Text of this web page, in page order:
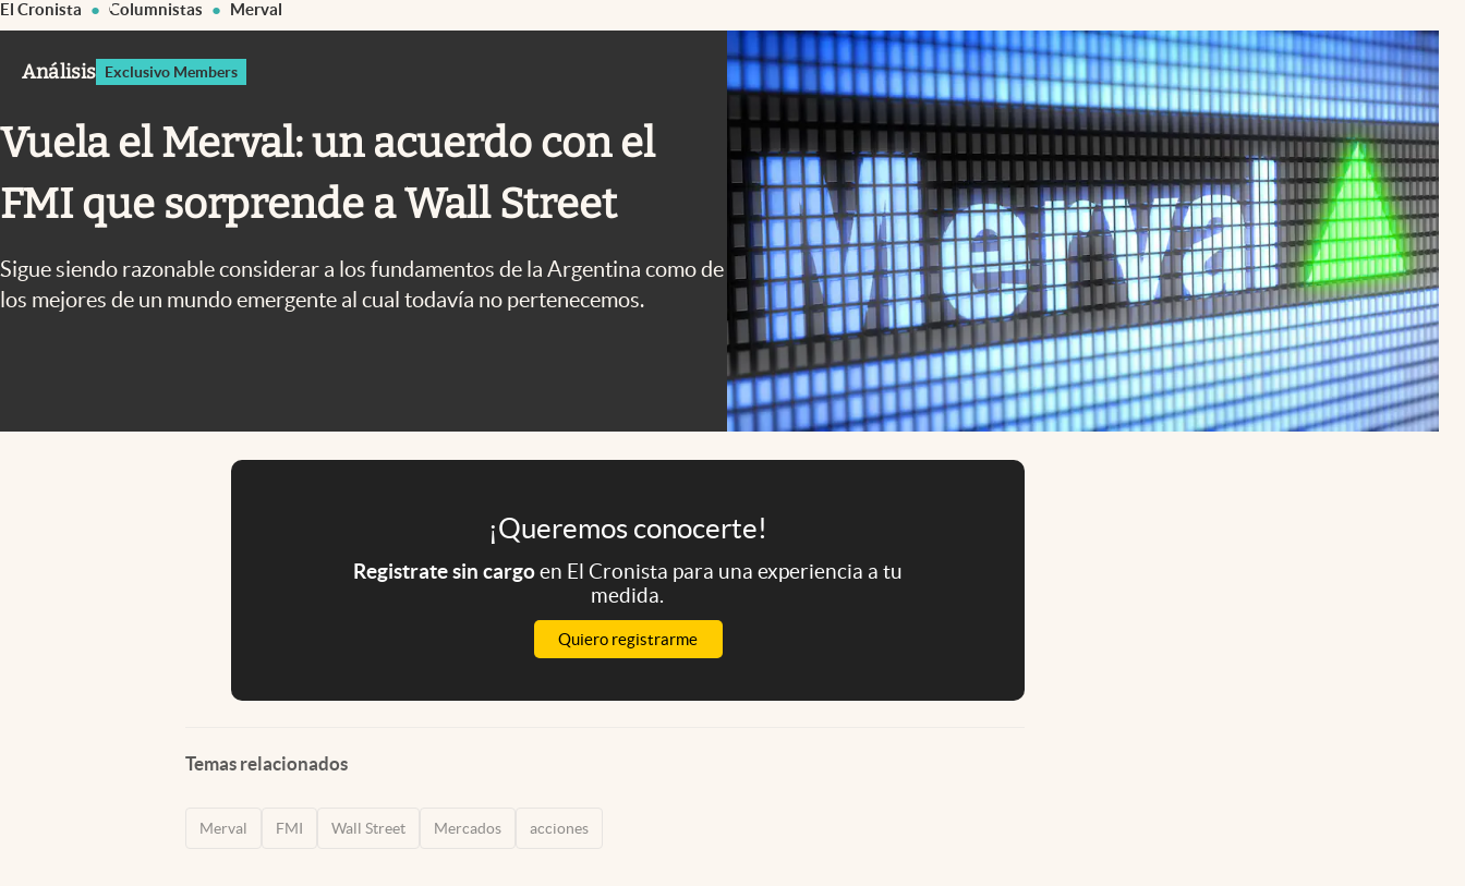
Infotechnology
Mundial 2026
El Cronista Studio
Mediakit
abre en nueva pestaña
El Cronista Columnistas Merval
Análisis Exclusivo Members
Vuela el Merval: un acuerdo con el
FMI que sorprende a Wall Street
Sigue siendo razonable considerar a los fundamentos de la Argentina como de
los mejores de un mundo emergente al cual todavía no pertenecemos.
¡Queremos conocerte!
Registrate sin cargoen El Cronista para una experiencia a tu
medida.
Quiero registrarme
Temas relacionados
Merval FMI Wall Street Mercados acciones